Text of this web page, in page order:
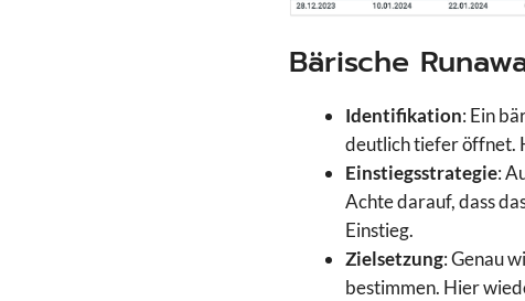
Bärische
Identifikation: Ein
deutlich tiefer öffnet.
Einstiegsstrategie:
Achte darauf, dass
Einstieg.
Zielsetzung: Genau
bestimmen. Hier